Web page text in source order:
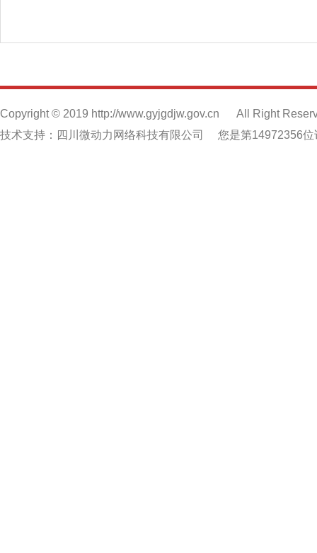
Copyright © 2019 http://www.gyjgdjw.gov.cn
All Right
技术支持：四川微动力网络科技有限公司
您是第14972356位